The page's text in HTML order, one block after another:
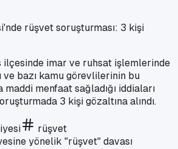
rüşvet soruşturması: 3 kişi
ilçesinde imar ve ruhsat işlemlerinde
ve bazı kamu görevlilerinin bu
maddi menfaat sağladığı iddiaları
3 kişi gözaltına alındı.
rüşvet